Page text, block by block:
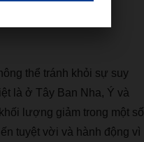
ông thể tránh khỏi sự suy
ệt l à ở Tây Ban Nha, Ý và
ối l ượng giảm trong một số
ến tuyệt vời và hành động vì